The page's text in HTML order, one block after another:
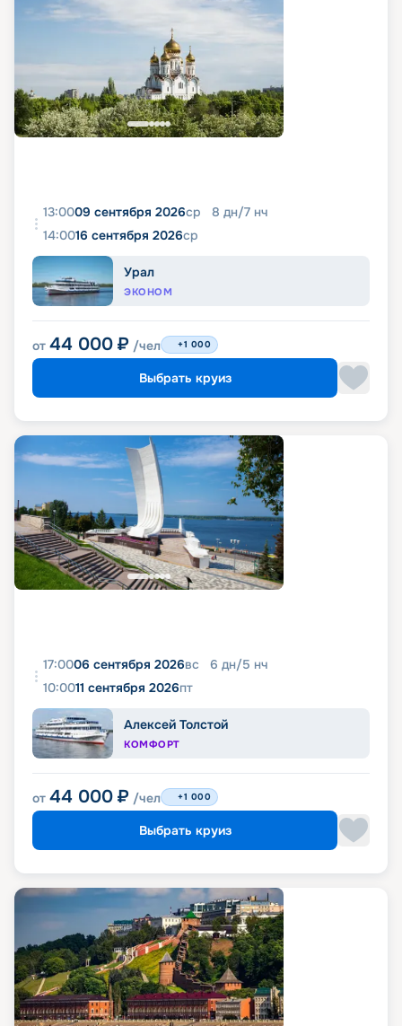
13:0009 сентября 2026ср 8 дн/7 нч
14:0016 сентября 2026ср
Урал
ЭКОНОМ
от 44 000 ₽ /чел +1 000
Выбрать круиз
17:0006 сентября 2026вс 6 дн/5 нч
10:0011 сентября 2026пт
Алексей Толстой
КОМФОРТ
от 44 000 ₽ /чел +1 000
Выбрать круиз